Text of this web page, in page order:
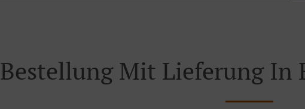
Bestellung Mit Lieferung In